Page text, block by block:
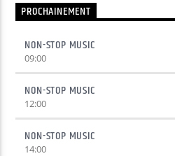
Yellow Riviera
Yellow Party
PROCHAINEMENT
NON-STOP MUSIC
09:00
NON-STOP MUSIC
12:00
NON-STOP MUSIC
14:00